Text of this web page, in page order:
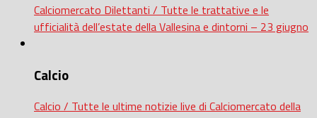
Calciomercato Dilettanti / Tutte le trattative e le
ufficialità dell’estate della Vallesina e dintorni – 23 giugno
Calcio
Calcio / Tutte le ultime notizie live di Calciomercato della